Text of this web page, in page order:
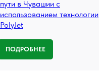
пути в Чувашии с
использованием технологии
PolyJet
ПОДРОБНЕЕ